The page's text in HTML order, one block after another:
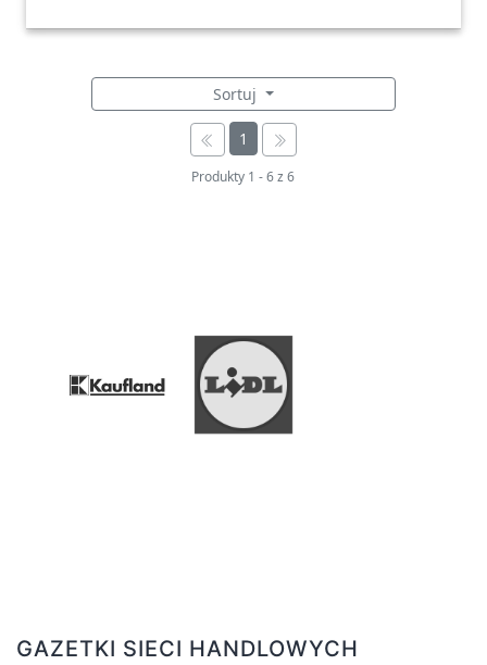
Sortuj
1
Produkty 1 -6z6
GAZETKI SIECI HANDLOWYCH